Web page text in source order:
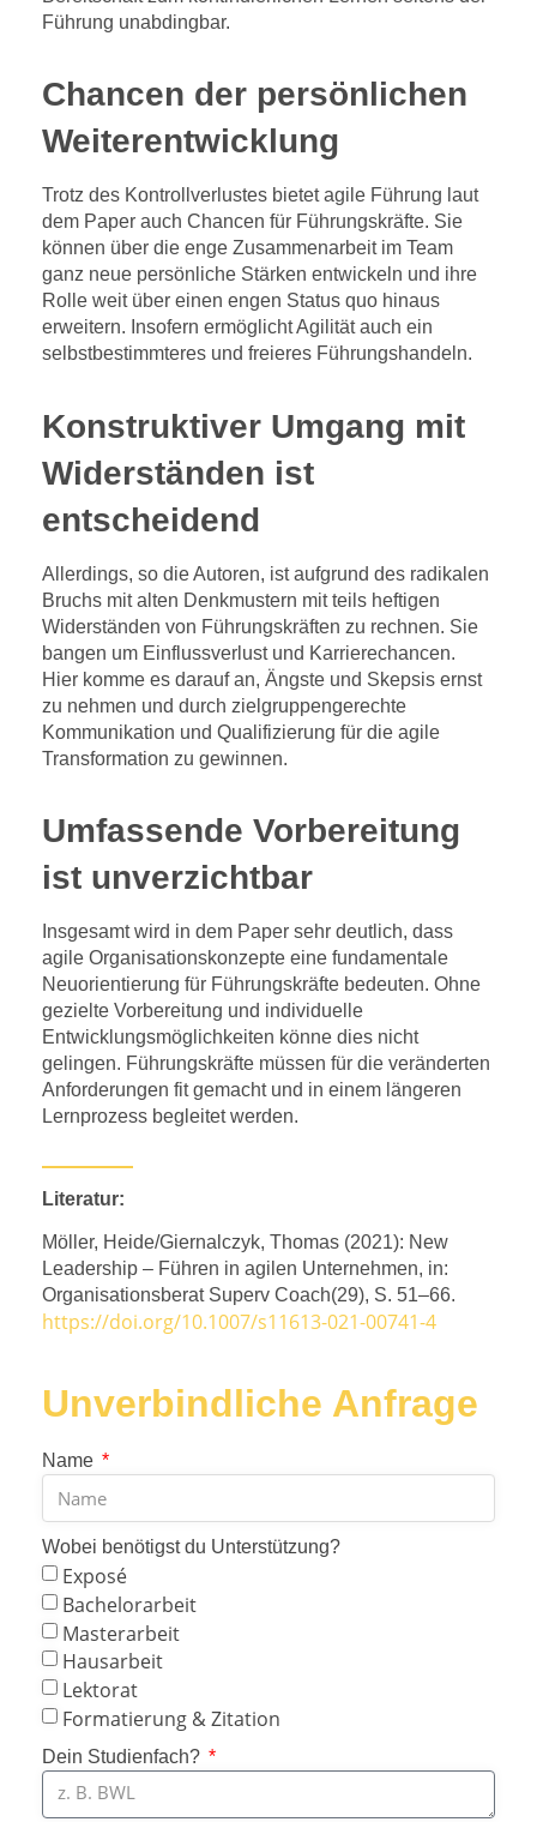
Führung unabdingbar.
Chancen der persönlichen
Weiterentwicklung
Trotz des Kontrollverlustes bietet agile Führung laut
dem Paper auch Chancen für Führungskräfte. Sie
können über die enge Zusammenarbeit im Team
ganz neue persönliche Stärken entwickeln und ihre
Rolle weit über einen engen Status quo hinaus
erweitern. Insofern ermöglicht Agilität auch ein
selbstbestimmteres und freieres Führungshandeln.
Konstruktiver Umgang mit
Widerständen ist
entscheidend
Allerdings, so die Autoren, ist aufgrund des radikalen
Bruchs mit alten Denkmustern mit teils heftigen
Widerständen von Führungskräften zu rechnen. Sie
bangen um Einflussverlust und Karrierechancen.
Hier komme es darauf an, Ängste und Skepsis ernst
zu nehmen und durch zielgruppengerechte
Kommunikation und Qualifizierung für die agile
Transformation zu gewinnen.
Umfassende Vorbereitung
ist unverzichtbar
Insgesamt wird in dem Paper sehr deutlich, dass
agile Organisationskonzepte eine fundamentale
Neuorientierung für Führungskräfte bedeuten. Ohne
gezielte Vorbereitung und individuelle
Entwicklungsmöglichkeiten könne dies nicht
gelingen. Führungskräfte müssen für die veränderten
Anforderungen fit gemacht und in einem längeren
Lernprozess begleitet werden.
Literatur:
Möller, Heide/Giernalczyk, Thomas (2021): New
Leadership – Führen in agilen Unternehmen, in:
Organisationsberat Superv Coach(29), S. 51–66.
https://doi.org/10.1007/s11613-021-00741-4
Unverbindliche Anfrage
Name
Wobei benötigst du Unterstützung?
Exposé
Bachelorarbeit
Masterarbeit
Hausarbeit
Lektorat
Formatierung & Zitation
Dein Studienfach?